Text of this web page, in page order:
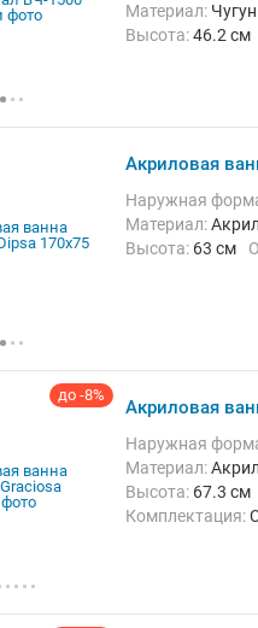
Материал: Чугун
Высота:46.2 см
Акриловая
Наружная
Материал:Акрил
Высота: 63 см
до -8%
Акриловая
Наружная
Материал:Акрил
Высота: 67.3 см
Комплектация: